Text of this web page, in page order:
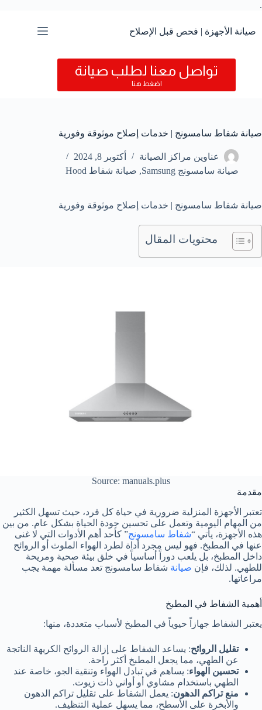
.
المحتوى
صيانة الأجهزة | فحص قبل الإصلاح
تواصل معنا لطلب صيانة
اضغط هنا
صيانة شفاط سامسونج | خدمات إصلاح موثوقة وفورية
عناوين مراكز الصيانة
أكتوبر 8, 2024
صيانة سامسونج Samsung
, صيانة شفاط Hood
صيانة شفاط سامسونج | خدمات إصلاح موثوقة وفورية
محتويات المقال
Source: manuals.plus
مقدمة
تعتبر الأجهزة المنزلية ضرورية في حياة كل فرد، حيث تسهل الكثير
من المهام اليومية وتعمل على تحسين جودة الحياة بشكل عام. من بين
هذه الأجهزة، يأتي “شفاط سامسونج” كأحد أهم الأدوات التي لا غنى
عنها في المطبخ. فهو ليس مجرد أداة لطرد الهواء الملوث أو الروائح
داخل المطبخ، بل يلعب دوراً أساسياً في خلق بيئة صحية ومريحة
للطهي. لذلك، فإن صيانة شفاط سامسونج تعد مسألة مهمة يجب
مراعاتها.
أهمية الشفاط في المطبخ
يعتبر الشفاط جهازاً حيوياً في المطبخ لأسباب متعددة، منها:
تقليل الروائح: يساعد الشفاط على إزالة الروائح الكريهة الناتجة
عن الطهي، مما يجعل المطبخ أكثر راحة.
تحسين الهواء: يساهم في تبادل الهواء وتنقية الجو، خاصة عند
الطهي باستخدام مشاوي أو أواني ذات زيوت.
منع تراكم الدهون: يعمل الشفاط على تقليل تراكم الدهون
والأبخرة على الأسطح، مما يسهل عملية التنظيف.